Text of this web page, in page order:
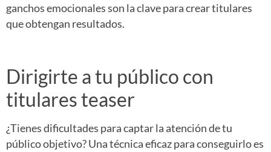
ganchos emocionales son la clave para crear titulares
que obtengan resultados.
Dirigirte a tu público con
titulares teaser
¿Tienes dificultades para captar la atención de tu
público objetivo? Una técnica eficaz para conseguirlo es